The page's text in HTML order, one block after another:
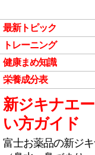
最新トピック
トレーニング
健康まめ知識
栄養成分表
新ジキナエ
い方ガイド
富士お薬品の新ジ